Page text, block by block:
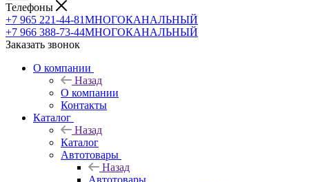
Телефоны
+7 965 221-44-81МНОГОКАНАЛЬНЫЙ
+7 966 388-73-44МНОГОКАНАЛЬНЫЙ
Заказать звонок
О компании
Назад
О компании
Контакты
Каталог
Назад
Каталог
Автотовары
Назад
Автотовары